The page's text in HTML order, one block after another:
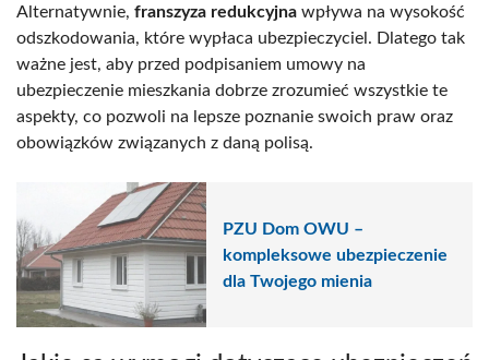
Alternatywnie, franszyza redukcyjna wpływa na wysokość
odszkodowania, które wypłaca ubezpieczyciel. Dlatego tak
ważne jest, aby przed podpisaniem umowy na
ubezpieczenie mieszkania dobrze zrozumieć wszystkie te
aspekty, co pozwoli na lepsze poznanie swoich praw oraz
obowiązków związanych z daną polisą.
PZU Dom OWU –
kompleksowe ubezpieczenie
dla Twojego mienia